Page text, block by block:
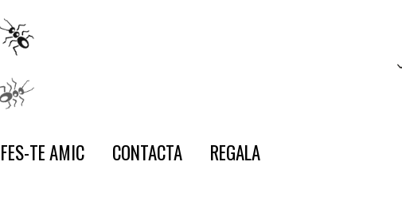
FES-TE AMIC CONTACTA REGALA